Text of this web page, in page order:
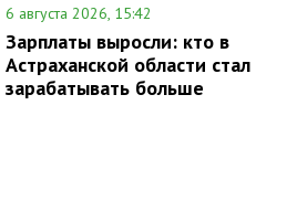
6 августа 2026, 15:42
Зарплаты выросли: кто в
Астраханской области стал
зарабатывать больше